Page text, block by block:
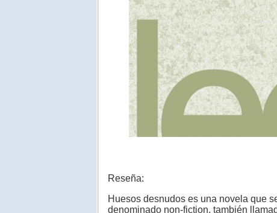
Reseña:
Huesos desnudos es una novela que
denominado non-fiction, también